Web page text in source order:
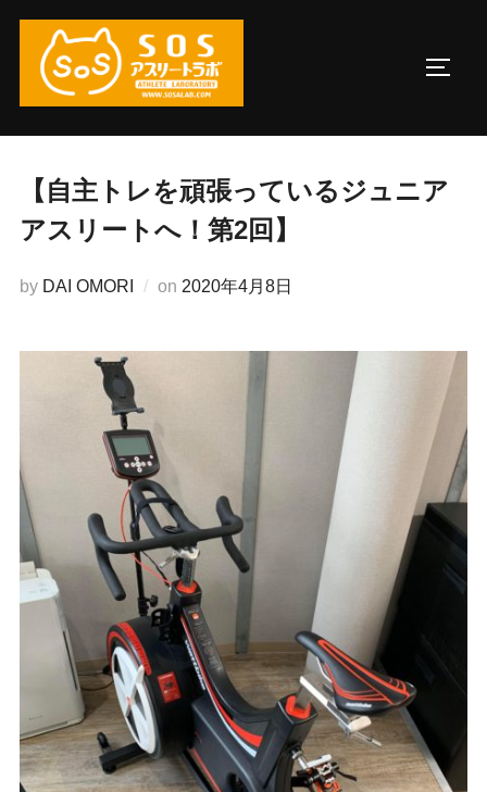
ツ
【自主トレを頑張っているジュニア
アスリートへ！第2回】
by DAI OMORI on 投
2020年4月8日